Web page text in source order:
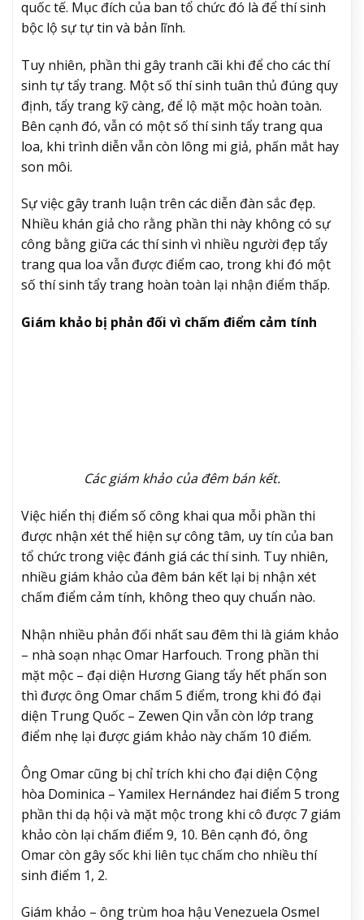
quốc tế. Mục đích của ban tổ chức đó là để thí sinh
bộc lộ sự tự tin và bản lĩnh.
Tuy nhiên, phần thi gây tranh cãi khi để cho các thí
sinh tự tẩy trang. Một số thí sinh tuân thủ đúng quy
định, tẩy trang kỹ càng, để lộ mặt mộc hoàn toàn.
Bên cạnh đó, vẫn có một số thí sinh tẩy trang qua
loa, khi trình diễn vẫn còn lông mi giả, phấn mắt hay
son môi.
Sự việc gây tranh luận trên các diễn đàn sắc đẹp.
Nhiều khán giả cho rằng phần thi này không có sự
công bằng giữa các thí sinh vì nhiều người đẹp tẩy
trang qua loa vẫn được điểm cao, trong khi đó một
số thí sinh tẩy trang hoàn toàn lại nhận điểm thấp.
Giám khảo bị phản đối vì chấm điểm cảm tính
Các giám khảo của đêm bán kết.
Việc hiển thị điểm số công khai qua mỗi phần thi
được nhận xét thể hiện sự công tâm, uy tín của ban
tổ chức trong việc đánh giá các thí sinh. Tuy nhiên,
nhiều giám khảo của đêm bán kết lại bị nhận xét
chấm điểm cảm tính, không theo quy chuẩn nào.
Nhận nhiều phản đối nhất sau đêm thi là giám khảo
– nhà soạn nhạc Omar Harfouch. Trong phần thi
mặt mộc – đại diện Hương Giang tẩy hết phấn son
thì được ông Omar chấm 5 điểm, trong khi đó đại
diện Trung Quốc – Zewen Qin vẫn còn lớp trang
điểm nhẹ lại được giám khảo này chấm 10 điểm.
Ông Omar cũng bị chỉ trích khi cho đại diện Cộng
hòa Dominica – Yamilex Hernández hai điểm 5 trong
phần thi dạ hội và mặt mộc trong khi cô được 7 giám
khảo còn lại chấm điểm 9, 10. Bên cạnh đó, ông
Omar còn gây sốc khi liên tục chấm cho nhiều thí
sinh điểm 1, 2.
Giám khảo – ông trùm hoa hậu Venezuela Osmel